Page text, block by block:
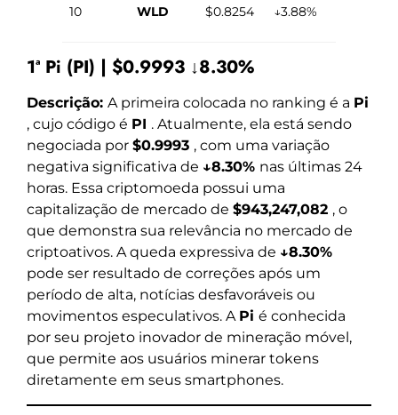
10
WLD $0.8254 ↓3.88%
1ª Pi (PI) | $0.9993 ↓8.30%
Descrição: A primeira colocada no ranking é a Pi
, cujo código é PI . Atualmente, ela está sendo
negociada por $0.9993 , com uma variação
negativa significativa de ↓8.30% nas últimas 24
horas. Essa criptomoeda possui uma
capitalização de mercado de $943,247,082 , o
que demonstra sua relevância no mercado de
criptoativos. A queda expressiva de ↓8.30%
pode ser resultado de correções após um
período de alta, notícias desfavoráveis ou
movimentos especulativos. A Pi é conhecida
por seu projeto inovador de mineração móvel,
que permite aos usuários minerar tokens
diretamente em seus smartphones.